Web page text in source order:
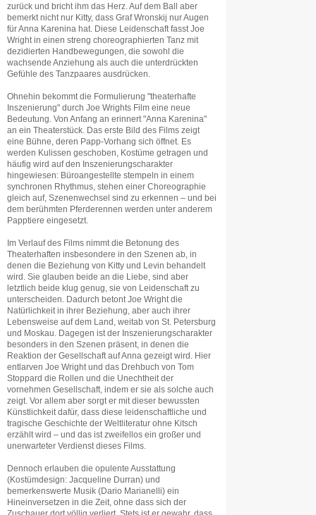
zurück und bricht ihm das Herz. Auf dem Ball aber
bemerkt nicht nur Kitty, dass Graf Wronskij nur Augen
für Anna Karenina hat. Diese Leidenschaft fasst Joe
Wright in einen streng choreographierten Tanz mit
dezidierten Handbewegungen, die sowohl die
wachsende Anziehung als auch die unterdrückten
Gefühle des Tanzpaares ausdrücken.
Ohnehin bekommt die Formulierung "theaterhafte
Inszenierung" durch Joe Wrights Film eine neue
Bedeutung. Von Anfang an erinnert "Anna Karenina"
an ein Theaterstück. Das erste Bild des Films zeigt
eine Bühne, deren Papp-Vorhang sich öffnet. Es
werden Kulissen geschoben, Kostüme getragen und
häufig wird auf den Inszenierungscharakter
hingewiesen: Büroangestellte stempeln in einem
synchronen Rhythmus, stehen einer Choreographie
gleich auf, Szenenwechsel sind zu erkennen – und bei
dem berühmten Pferderennen werden unter anderem
Papptiere eingesetzt.
Im Verlauf des Films nimmt die Betonung des
Theaterhaften insbesondere in den Szenen ab, in
denen die Beziehung von Kitty und Levin behandelt
wird. Sie glauben beide an die Liebe, sind aber
letztlich beide klug genug, sie von Leidenschaft zu
unterscheiden. Dadurch betont Joe Wright die
Natürlichkeit in ihrer Beziehung, aber auch ihrer
Lebensweise auf dem Land, weitab von St. Petersburg
und Moskau. Dagegen ist der Inszenierungscharakter
besonders in den Szenen präsent, in denen die
Reaktion der Gesellschaft auf Anna gezeigt wird. Hier
entlarven Joe Wright und das Drehbuch von Tom
Stoppard die Rollen und die Unechtheit der
vornehmen Gesellschaft, indem er sie als solche auch
zeigt. Vor allem aber sorgt er mit dieser bewussten
Künstlichkeit dafür, dass diese leidenschaftliche und
tragische Geschichte der Weltliteratur ohne Kitsch
erzählt wird – und das ist zweifellos ein großer und
unerwarteter Verdienst dieses Films.
Dennoch erlauben die opulente Ausstattung
(Kostümdesign: Jacqueline Durran) und
bemerkenswerte Musik (Dario Marianelli) ein
Hineinversetzen in die Zeit, ohne dass sich der